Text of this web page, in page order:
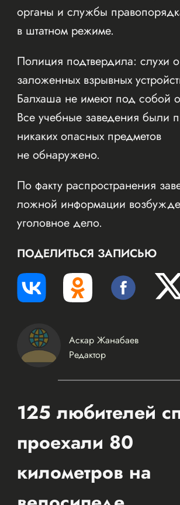
органы и службы
в штатном режиме.
Полиция подтвердила: слухи
заложенных взрывных
Балхаша не имеют под собой
Все учебные заведения были
никаких опасных предметов
не обнаружено.
По факту распространения
ложной информации
уголовное дело.
ПОДЕЛИТЬСЯ ЗАПИСЬЮ
Аскар Жанабаев
Редактор
125 любителей
проехали 80
километров на